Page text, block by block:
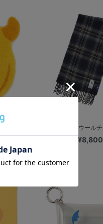
【＋B】/ラムズウール
¥8,800